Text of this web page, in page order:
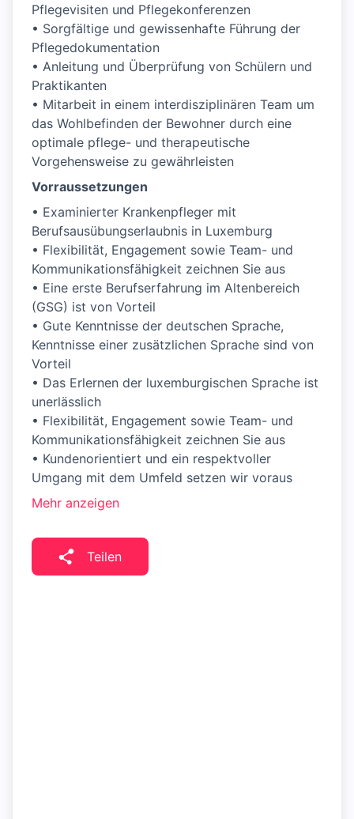
Pflegevisiten und Pflegekonferenzen
• Sorgfältige und gewissenhafte Führung der
Pflegedokumentation
• Anleitung und Überprüfung von Schülern und
Praktikanten
• Mitarbeit in einem interdisziplinären Team um
das Wohlbefinden der Bewohner durch eine
optimale pflege- und therapeutische
Vorgehensweise zu gewährleisten
Vorraussetzungen
• Examinierter Krankenpfleger mit
Berufsausübungserlaubnis in Luxemburg
• Flexibilität, Engagement sowie Team- und
Kommunikationsfähigkeit zeichnen Sie aus
• Eine erste Berufserfahrung im Altenbereich
(GSG) ist von Vorteil
• Gute Kenntnisse der deutschen Sprache,
Kenntnisse einer zusätzlichen Sprache sind von
Vorteil
• Das Erlernen der luxemburgischen Sprache ist
unerlässlich
• Flexibilität, Engagement sowie Team- und
Kommunikationsfähigkeit zeichnen Sie aus
• Kundenorientiert und ein respektvoller
Umgang mit dem Umfeld setzen wir voraus
Mehr anzeigen
Teilen